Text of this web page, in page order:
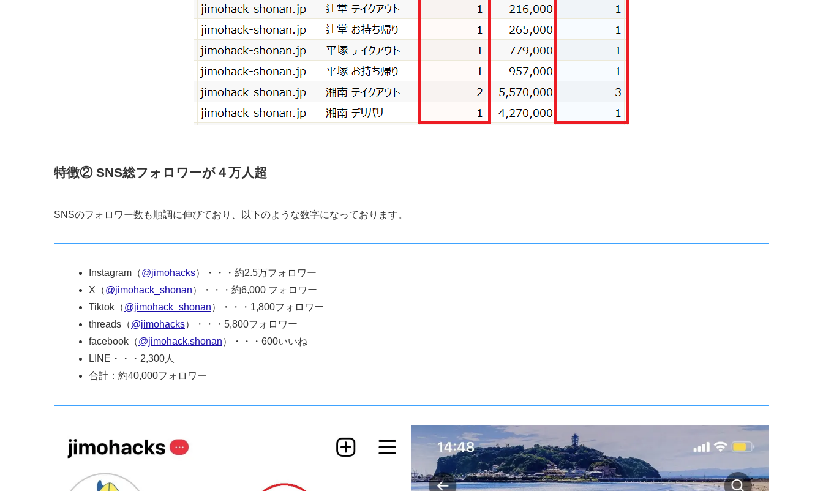
特徴② SNS総フォロワーが４万人超
SNSのフォロワー数も順調に伸びており、以下のような数字になっております。
Instagram（@jimohacks）・・・約2.5万フォロワー
X（@jimohack_shonan）・・・約6,000 フォロワー
Tiktok（@jimohack_shonan）・・・1,800フォロワー
threads（@jimohacks）・・・5,800フォロワー
facebook（@jimohack.shonan）・・・600いいね
LINE・・・2,300人
合計：約40,000フォロワー